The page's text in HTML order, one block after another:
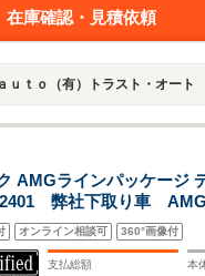
在庫確認・見積依頼
ｔｏ（有）トラスト・オート
AMGラインパッケージ
弊社下取り車
スライディングルーフ
クドア メモリーシート
オンライン相談可 360°画像付
支払総額 本